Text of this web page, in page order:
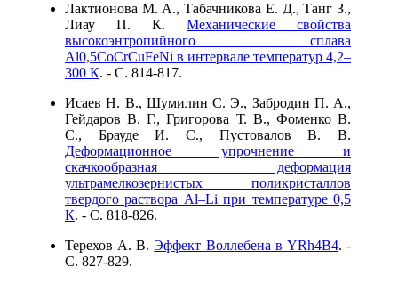
Лактионова М. А., Табачникова Е. Д., Танг З.,
Лиау П. К. Механические свойства
высокоэнтропийного сплава
Al0,5CoCrCuFeNi в интервале температур 4,2–
300 К. - C. 814-817.
Исаев Н. В., Шумилин С. Э., Забродин П. А.,
Гейдаров В. Г., Григорова Т. В., Фоменко В.
С., Брауде И. С., Пустовалов В. В.
Деформационное упрочнение и
скачкообразная деформация
ультрамелкозернистых поликристаллов
твердого раствора Al–Li при температуре 0,5
К. - C. 818-826.
Терехов А. В.Эффект Воллебена в YRh4B4. -
C. 827-829.